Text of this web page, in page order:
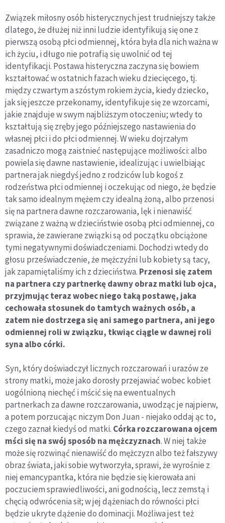
Związek miłosny osób histerycznych jest trudniejszy także
dlatego, że dłużej niż inni ludzie identyfikują się one z
pierwszą osobą płci odmiennej, która była dla nich ważna w
ich życiu, i długo nie potrafią się uwolnić od tej
identyfikacji. Postawa histeryczna zaczyna się bowiem
kształtować w ostatnich fazach wieku dziecięcego, tj.
między czwartym a szóstym rokiem życia, kiedy dziecko,
jak się jeszcze przekonamy, identyfikuje się ze wzorcami,
jakie znajduje w swym najbliższym otoczeniu; wtedy to
kształtują się zręby jego późniejszego nastawienia do
własnej płci i do płci odmiennej. W wieku dojrzałym
zasadniczo mogą zaistnieć następujące możliwości: albo
powiela się dawne nastawienie, idealizując i uwielbiając
partnera jak niegdyś jedno z rodziców lub kogoś z
rodzeństwa płci odmiennej i oczekując od niego, że będzie
tak samo idealnym mężem czy idealną żoną, albo przenosi
się na partnera dawne rozczarowania, lęk i nienawiść
związane z ważną w dzieciństwie osobą płci odmiennej, co
sprawia, że zawierane związki są od początku obciążone
tymi negatywnymi doświadczeniami. Dochodzi wtedy do
głosu przeświadczenie, że mężczyźni lub kobiety są tacy,
jak zapamiętaliśmy ich z dzieciństwa. Przenosi się zatem
na partnera czy partnerkę dawny obraz matki lub ojca,
przyjmując teraz wobec niego taką postawę, jaka
cechowała stosunek do tamtych ważnych osób, a
zatem nie dostrzega się ani samego partnera, ani jego
odmiennej roli w związku, tkwiąc ciągle w dawnej roli
syna albo córki.
Syn, który doświadczył licznych rozczarowań i urazów ze
strony matki, może jako dorosły przejawiać wobec kobiet
uogólnioną niechęć i mścić się na ewentualnych
partnerkach za dawne rozczarowania, uwodząc je najpierw,
a potem porzucając niczym Don Juan - niejako oddaj ąc to,
czego zaznał kiedyś od matki. Córka rozczarowana ojcem
mści się na swój sposób na mężczyznach. W niej także
może się rozwinąć nienawiść do mężczyzn albo też fałszywy
obraz świata, jaki sobie wytworzyła, sprawi, że wyrośnie z
niej emancypantka, która nie będzie się kierowała ani
poczuciem sprawiedliwości, ani godnością, lecz zemstą i
chęcią odwrócenia sił; w jej dążeniach do równości płci
będzie ukryte dążenie do dominacji. Możliwa jest też